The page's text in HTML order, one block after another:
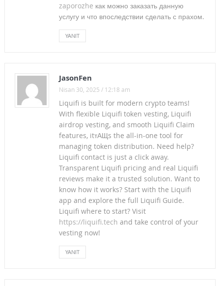
DEDİK,KARŞILIĞI GAZ COP GÖZALTI OLDU
2016-2017 3. DÖNEM TİS TALEP BUROŞÜRÜMÜZ
SURUÇ’TAKİ VAHŞİ KATLİAMI NEFRETLE KINIYORUZ!…
YEŞİL YOL ÖLÜMDÜR ! DOĞAMIZIN KATLEDİLMESİNE İZİN
TİS SÜRECİNE İLİŞKİN GÖRÜŞ VE ÖNERİLERİMİZİ CHP
GENEL BAŞKANI KILIÇDAROĞLU İLE PAYLAŞTIK!
KAMU EMEKÇİLERİ 12 AY ÇALIŞIP 11 AY MAAŞ ALDI!
KAZA DEĞİL,KADER DEĞİL;”KATLİAM”
KAMU EMEKÇİSİNİN KAYIPLARI BÜYÜYEREK DEVAM
KÜLTÜR ve TURİZM BAKANLIĞI SÖZLEŞMELİ PERSONEL
zaporozhe как можно заказать данную
услугу и что впоследствии сделать с прахом.
YANIT
JasonFen
Nisan 30, 2025 / 12:18 am
Liquifi is built for modern crypto teams!
With flexible Liquifi token vesting, Liquifi
airdrop vesting, and smooth Liquifi Claim
features, itтАЩs the all-in-one tool for
managing token distribution. Need help?
Liquifi contact is just a click away.
Transparent Liquifi pricing and real Liquifi
reviews make it a trusted solution. Want to
know how it works? Start with the Liquifi
app and explore the full Liquifi Guide.
Liquifi where to start? Visit
https://liquifi.tech and take control of your
vesting now!
YANIT